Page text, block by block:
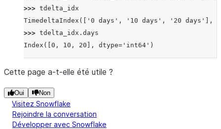
>>> tdelta_idx
TimedeltaIndex(['0 days', '10 days', '20 days'],
>>> tdelta_idx . days
Index([0, 10, 20], dtype='int64')
Cette page a-t-elle été utile ?
Oui Non
Visitez Snowflake
Rejoindre la conversation
Développer avec Snowflake